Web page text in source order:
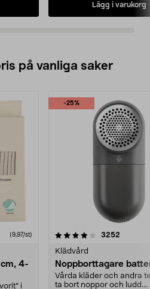
Lägg i varukorg
på vanliga saker
(9,97/st)
4-
i
-25%
3252
Klädvård
Noppborttagare
Vårda kläder och andra
ta bort noppor och ludd.
4.5av 5 stjärnor